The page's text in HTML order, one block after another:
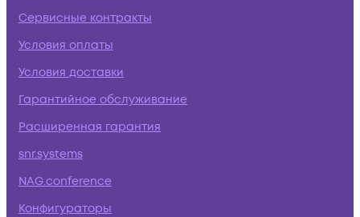
Сервисные контракты
Условия оплаты
Условия доставки
Гарантийное обслуживание
Расширенная гарантия
snr.systems
NAG.conference
Конфигураторы